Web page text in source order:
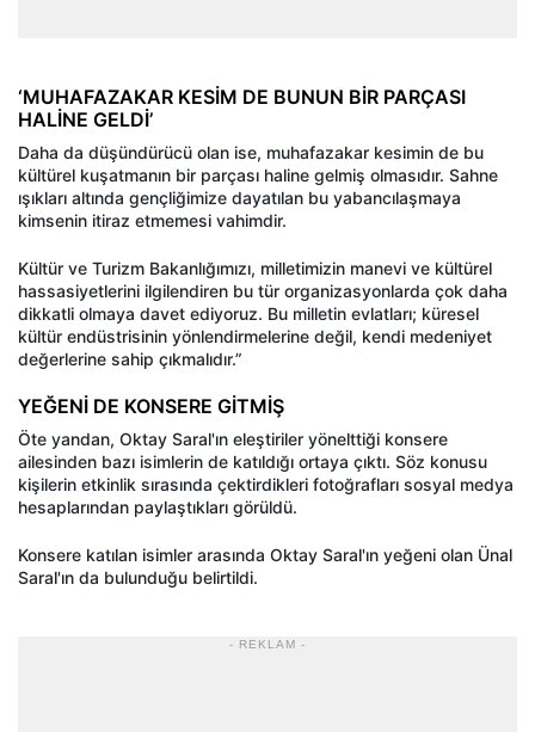
‘MUHAFAZAKAR KESİM DE BUNUN BİR PARÇASI
HALİNE GELDİ’
Daha da düşündürücü olan ise, muhafazakar kesimin de bu
kültürel kuşatmanın bir parçası haline gelmiş olmasıdır. Sahne
ışıkları altında gençliğimize dayatılan bu yabancılaşmaya
kimsenin itiraz etmemesi vahimdir.
Kültür ve Turizm Bakanlığımızı, milletimizin manevi ve kültürel
hassasiyetlerini ilgilendiren bu tür organizasyonlarda çok daha
dikkatli olmaya davet ediyoruz. Bu milletin evlatları; küresel
kültür endüstrisinin yönlendirmelerine değil, kendi medeniyet
değerlerine sahip çıkmalıdır.”
YEĞENİ DE KONSERE GİTMİŞ
Öte yandan, Oktay Saral'ın eleştiriler yönelttiği konsere
ailesinden bazı isimlerin de katıldığı ortaya çıktı. Söz konusu
kişilerin etkinlik sırasında çektirdikleri fotoğrafları sosyal medya
hesaplarından paylaştıkları görüldü.
Konsere katılan isimler arasında Oktay Saral'ın yeğeni olan Ünal
Saral'ın da bulunduğu belirtildi.
- REKLAM -